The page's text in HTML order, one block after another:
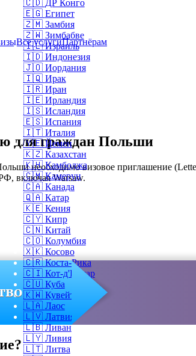
Все услугиПартнёрам
для граждан Польши
необходимо визовое приглашение
включая Warsaw.
🇨🇩 ДР Конго
🇪🇬 Египет
🇿🇲 Замбия
🇿🇼 Зимбабве
🇮🇱 Израиль
🇮🇩 Индонезия
🇯🇴 Иордания
🇮🇶 Ирак
🇮🇷 Иран
🇮🇪 Ирландия
🇮🇸 Исландия
🇪🇸 Испания
🇮🇹 Италия
🇾🇪 Йемен
🇰🇿 Казахстан
🇰🇭 Камбоджа
🇨🇲 Камерун
🇨🇦 Канада
🇶🇦 Катар
🇰🇪 Кения
🇨🇾 Кипр
🇨🇳 Китай
🇨🇴 Колумбия
🇽🇰 Косово
🇨🇷 Коста-Рика
🇨🇮 Кот-д'Ивуар
🇨🇺 Куба
🇰🇼 Кувейт
🇱🇦 Лаос
🇱🇻 Латвия
🇱🇧 Ливан
🇱🇾 Ливия
🇱🇹 Литва